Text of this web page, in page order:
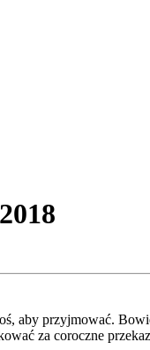
aby przyjmować.
za coroczne